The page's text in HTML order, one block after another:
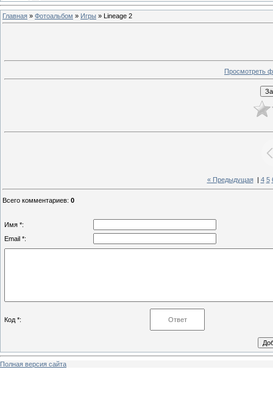
Главная » Фотоальбом » Игры » Lineage 2
Просмотреть
« Предыдущая| 4 5
Всего комментариев: 0
Имя *:
Email *:
Код *:
Полная версия сайта